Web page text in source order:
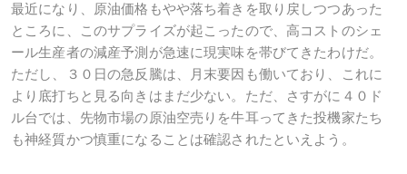
最近になり、原油価格もやや落ち着きを取り戻しつつあった
ところに、このサプライズが起こったので、高コストのシェ
ール生産者の減産予測が急速に現実味を帯びてきたわけだ。
ただし、３０日の急反騰は、月末要因も働いており、これに
より底打ちと見る向きはまだ少ない。ただ、さすがに４０ド
ル台では、先物市場の原油空売りを牛耳ってきた投機家たち
も神経質かつ慎重になることは確認されたといえよう。